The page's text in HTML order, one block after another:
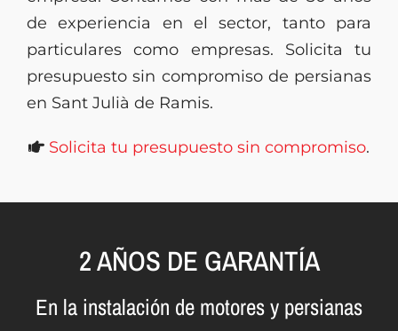
de experiencia en el sector, tanto para
particulares como empresas. Solicita tu
presupuesto sin compromiso de persianas
en Sant Julià de Ramis.
Solicita tu presupuesto sin compromiso.
2 AÑOS DE GARANTÍA
En la instalación de motores y persianas